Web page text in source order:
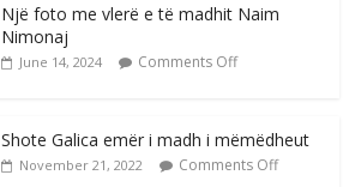
Një foto me vlerë e të madhit Naim
Nimonaj
June 14, 2024 Comments Off
Shote Galica emër i madh i mëmëdheut
November 21, 2022 Comments Off